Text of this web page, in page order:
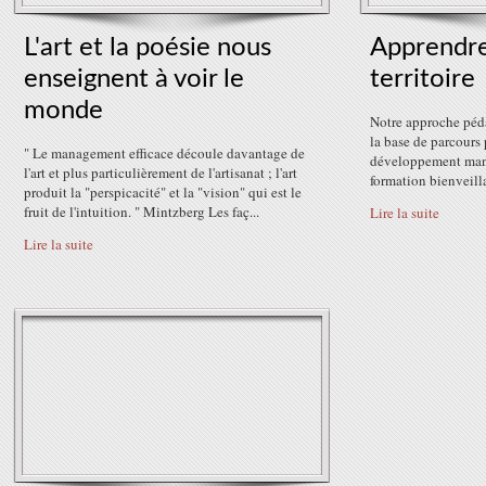
L'art et la poésie nous
enseignent à voir le
monde
" Le management efficace découle davantage de
l'art et plus particulièrement de l'artisanat ; l'art
produit la "perspicacité" et la "vision" qui est le
fruit de l'intuition. " Mintzberg Les faç...
Lire la suite
territoire
Notre approche
la base de
développement
formation
Lire la suite